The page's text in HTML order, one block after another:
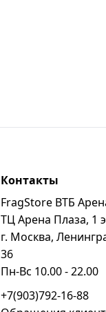
Контакты
FragStore ВТБ
ТЦ Арена Плаза, 1
г. Москва,
36
Пн-Вс 10.00 - 22.00
+7(903)792-16-88